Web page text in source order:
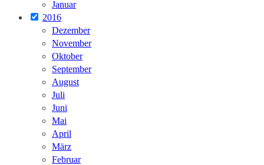
Januar
2016
Dezember
November
Oktober
September
August
Juli
Juni
Mai
April
März
Februar